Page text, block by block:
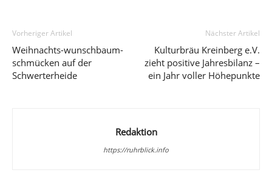
Vorheriger Artikel
Weihnachts-wunschbaum-
schmücken auf der
Schwerterheide
Nächster Artikel
Kulturbräu Kreinberg e.V.
zieht positive Jahresbilanz –
ein Jahr voller Höhepunkte
Redaktion
https://ruhrblick.info